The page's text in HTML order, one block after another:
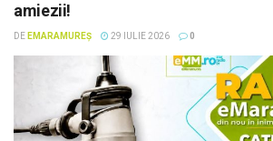
amiezii!
DE EMARAMUREȘ 29 IULIE 2026 0